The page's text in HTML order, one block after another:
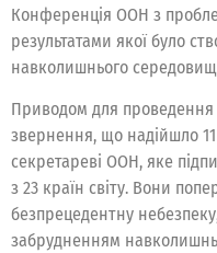
Конференція ООН з
результатами якої було
навколишнього
Приводом для проведення
звернення, що надійшло
секретареві ООН, яке
з 23 країн світу. Вони
безпрецедентну
забрудненням